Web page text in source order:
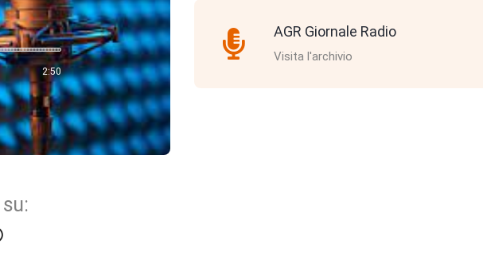
2:50
AGR Giornale Radio
Visita l'archivio